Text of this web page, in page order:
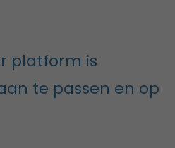
platform is
te passen en op